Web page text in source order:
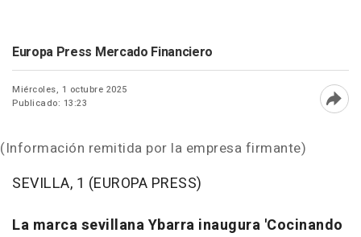
Europa Press Mercado Financiero
Miércoles, 1 octubre 2025
Publicado: 13:23
(Información remitida por la empresa firmante)
SEVILLA, 1 (EUROPA PRESS)
La marca sevillana Ybarra inaugura 'Cocinando